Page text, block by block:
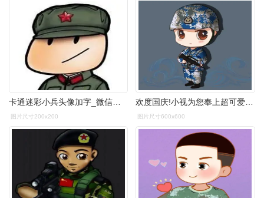
图片尺寸200x200 图片尺寸600x600